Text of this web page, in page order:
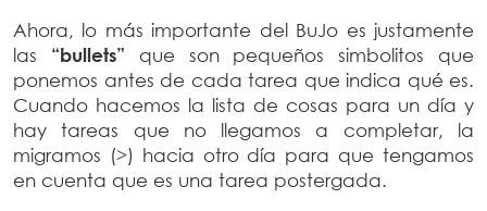
Ahora, lo más importante del BuJo es justamente
las “bullets” que son pequeños simbolitos que
ponemos antes de cada tarea que indica qué es.
Cuando hacemos la lista de cosas para un día y
hay tareas que no llegamos a completar, la
migramos (>) hacia otro día para que tengamos
en cuenta que es una tarea postergada.